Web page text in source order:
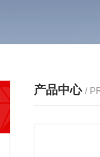
产品中心 /